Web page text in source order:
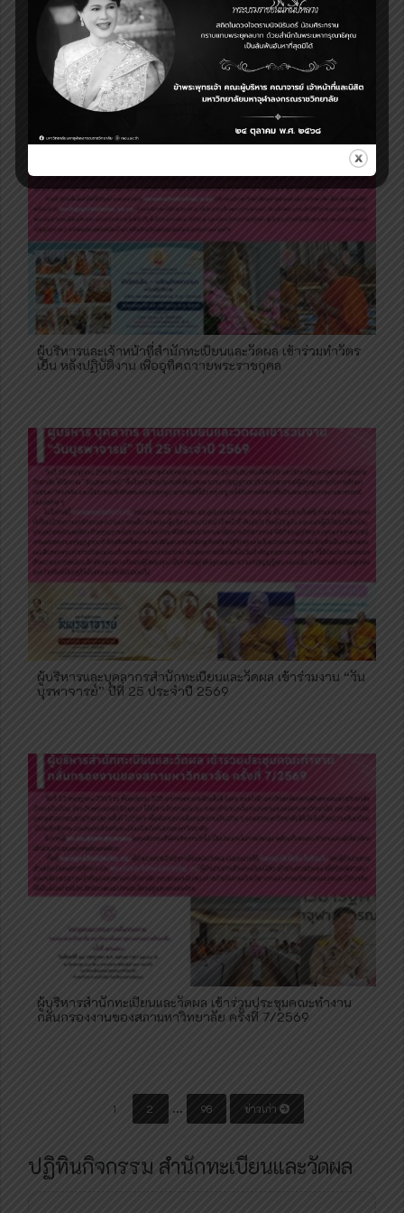
ผู้บริหารและเจ้าหน้าที่สำนักทะเบียนและวัดผล เข้าร่วมพิธี
ถวายพระพรชัยมงคลและพิธีเจริญพระพุทธมนต์เฉลิมพระเกียรติ
พระบาทสมเด็จพระเจ้าอยู่หัว เนื่องในวันเฉลิมพระชนมพรรษา
75 พรรษา
ผู้บริหารและเจ้าหน้าที่สำนักทะเบียนและวัดผล เข้าร่วมทำวัตร
เย็น หลังปฏิบัติงาน เพื่ออุทิศถวายพระราชกุศล
ผู้บริหารและบุคลากรสำนักทะเบียนและวัดผล เข้าร่วมงาน “วัน
บุรพาจารย์” ปีที่ 25 ประจำปี 2569
ผู้บริหารสำนักทะเบียนและวัดผล เข้าร่วมประชุมคณะทำงาน
กลั่นกรองงานของสภามหาวิทยาลัย ครั้งที่ 7/2569
s
t
1 2 … 98 ข่าวเก่า
ปฏิทินกิจกรรม สำนักทะเบียนและวัดผล